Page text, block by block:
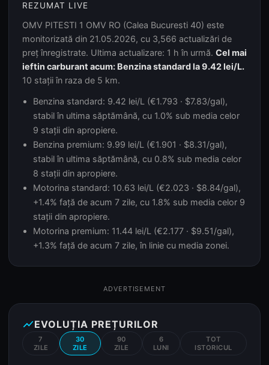
REZUMAT LIVE
OMV PITESTI 1 OMV RO (Calea Bucuresti 40) este
monitorizată din 21.05.2026, cu 3,566 actualizări de
preț înregistrate. Ultima actualizare: 1 h în urmă. Cel mai
ieftin carburant acum: Benzina standard la 9.42 lei/L.
10 stații în raza de 5 km.
Benzina standard: 9.42 lei/L (€1.793 · $7.83/gal),
stabil în ultima săptămână, cu 1.0% sub media celor
9 stații din apropiere.
Benzina premium: 9.99 lei/L (€1.901 · $8.31/gal),
stabil în ultima săptămână, cu 0.8% sub media celor
8 stații din apropiere.
Motorina standard: 10.63 lei/L (€2.023 · $8.84/gal),
+1.4% față de acum 7 zile, cu 1.8% sub media celor 9
stații din apropiere.
Motorina premium: 11.44 lei/L (€2.177 · $9.51/gal),
+1.3% față de acum 7 zile, în linie cu media zonei.
ADVERTISEMENT
show_chartEVOLUȚIA PREȚURILOR
7
ZILE
30
ZILE
90
ZILE
6
LUNI
TOT
ISTORICUL